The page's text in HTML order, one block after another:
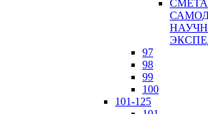
97
98
99
100
101-125